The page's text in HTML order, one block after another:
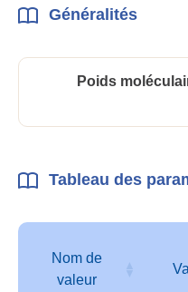
Généralités
Poids
Tableau des
Nom de
valeur